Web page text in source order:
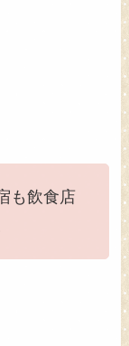
も飲食店